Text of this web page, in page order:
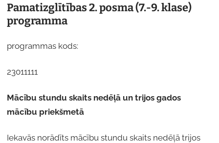
Pamatizglītības 2. posma (7.-9. klase)
programma
programmas kods:
23011111
Mācību stundu skaits nedēļā un trijos gados
mācību priekšmetā
Iekavās norādīts mācību stundu skaits nedēļā trijos